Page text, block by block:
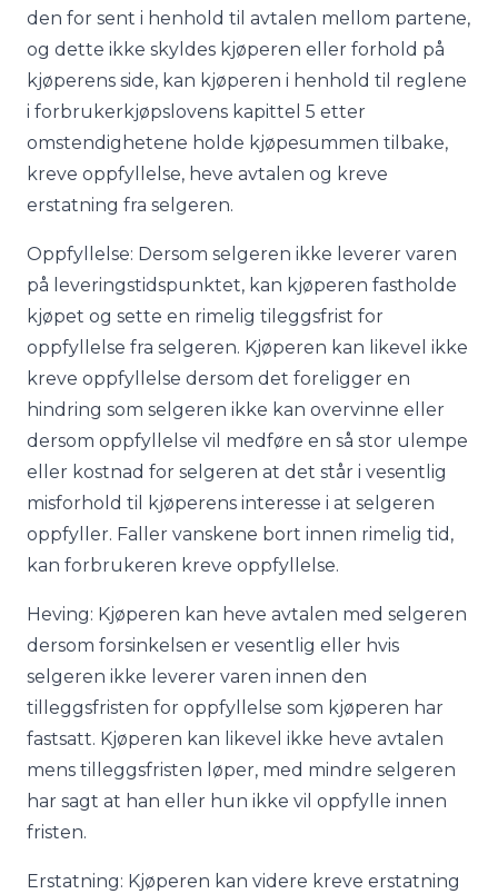
den for sent i henhold til avtalen mellom partene,
og dette ikke skyldes kjøperen eller forhold på
kjøperens side, kan kjøperen i henhold til reglene
i forbrukerkjøpslovens kapittel 5 etter
omstendighetene holde kjøpesummen tilbake,
kreve oppfyllelse, heve avtalen og kreve
erstatning fra selgeren.
Oppfyllelse: Dersom selgeren ikke leverer varen
på leveringstidspunktet, kan kjøperen fastholde
kjøpet og sette en rimelig tileggsfrist for
oppfyllelse fra selgeren. Kjøperen kan likevel ikke
kreve oppfyllelse dersom det foreligger en
hindring som selgeren ikke kan overvinne eller
dersom oppfyllelse vil medføre en så stor ulempe
eller kostnad for selgeren at det står i vesentlig
misforhold til kjøperens interesse i at selgeren
oppfyller. Faller vanskene bort innen rimelig tid,
kan forbrukeren kreve oppfyllelse.
Heving: Kjøperen kan heve avtalen med selgeren
dersom forsinkelsen er vesentlig eller hvis
selgeren ikke leverer varen innen den
tilleggsfristen for oppfyllelse som kjøperen har
fastsatt. Kjøperen kan likevel ikke heve avtalen
mens tilleggsfristen løper, med mindre selgeren
har sagt at han eller hun ikke vil oppfylle innen
fristen.
Erstatning: Kjøperen kan videre kreve erstatning